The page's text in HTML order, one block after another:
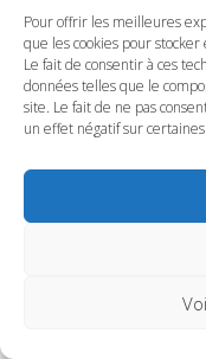
Pour offrir les meilleures
que les cookies pour
Le fait de consentir à ces
données telles que le
site. Le fait de ne pas
un effet négatif sur
Suivez le